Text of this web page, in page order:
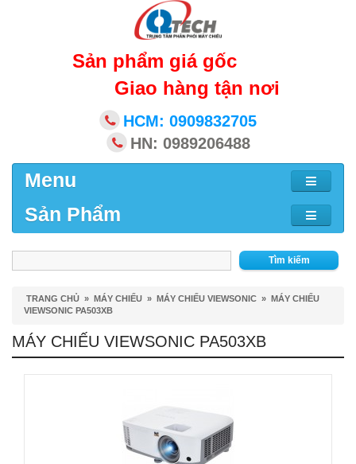
Sản phẩm giá gốc
Giao hàng tận nơi
HCM: 0909832705
HN: 0989206488
Menu
Sản Phẩm
Tìm kiếm
TRANG CHỦ » MÁY CHIẾU » MÁY CHIẾU VIEWSONIC » MÁY CHIẾU
VIEWSONIC PA503XB
MÁY CHIẾU VIEWSONIC PA503XB